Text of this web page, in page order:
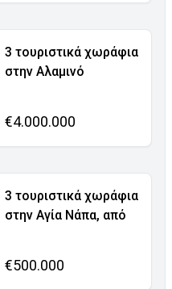
3 τουριστικά χωράφια
στην Αλαμινό
€4.000.000
3 τουριστικά χωράφια
στην Αγία Νάπα, από
€500.000